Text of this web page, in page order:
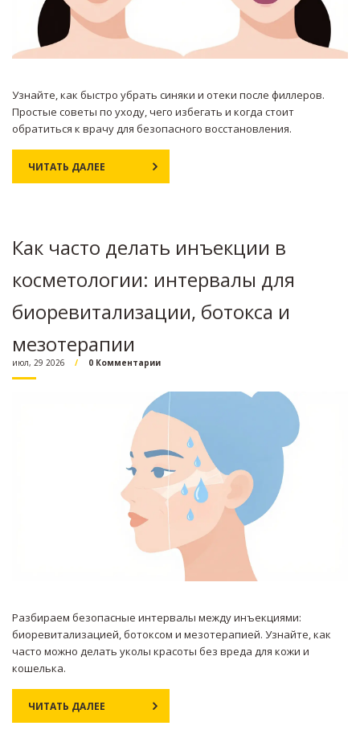
Узнайте, как быстро убрать синяки и отеки после филлеров.
Простые советы по уходу, чего избегать и когда стоит
обратиться к врачу для безопасного восстановления.
ЧИТАТЬ ДАЛЕЕ
Как часто делать инъекции в
косметологии: интервалы для
биоревитализации, ботокса и
мезотерапии
июл, 29 2026 0 Комментарии
Разбираем безопасные интервалы между инъекциями:
биоревитализацией, ботоксом и мезотерапией. Узнайте, как
часто можно делать уколы красоты без вреда для кожи и
кошелька.
ЧИТАТЬ ДАЛЕЕ